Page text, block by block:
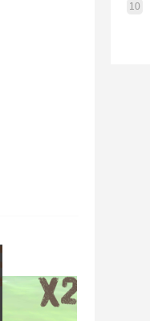
10